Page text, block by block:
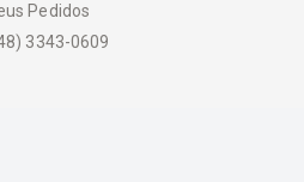
Pedidos
3343-0609